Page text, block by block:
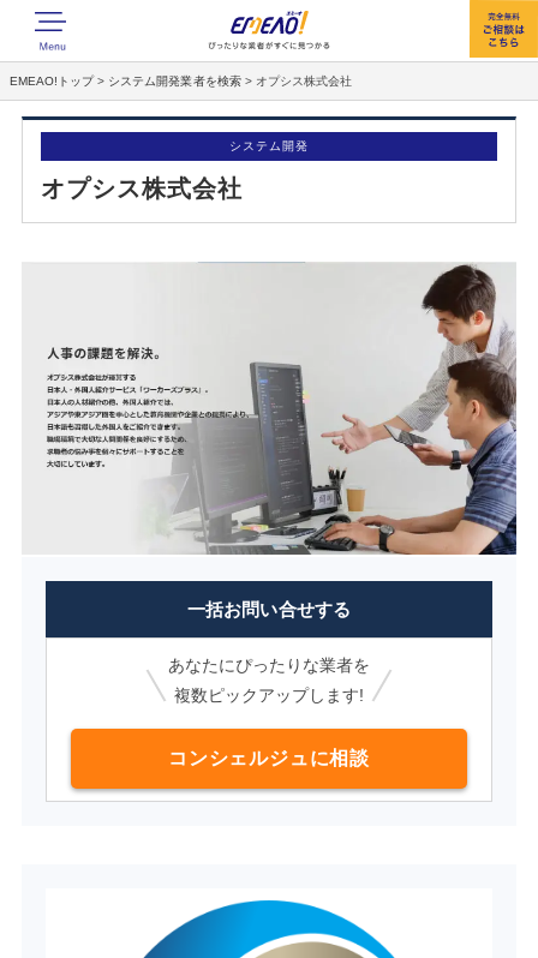
EMEAO!トップ > システム開発業者を検索 > オプシス株式会社
システム開発
オプシス株式会社
一括お問い合せする
あなたにぴったりな業者を
複数ピックアップします!
コンシェルジュに相談